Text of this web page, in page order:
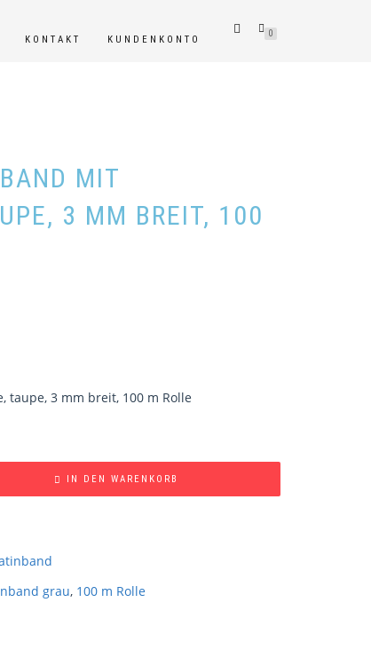
KONTAKT KUNDENKONTO
0
MIT
3 MM BREIT, 100
taupe, 3 mm breit, 100 m Rolle
IN DEN WARENKORB
grau, 100 m Rolle